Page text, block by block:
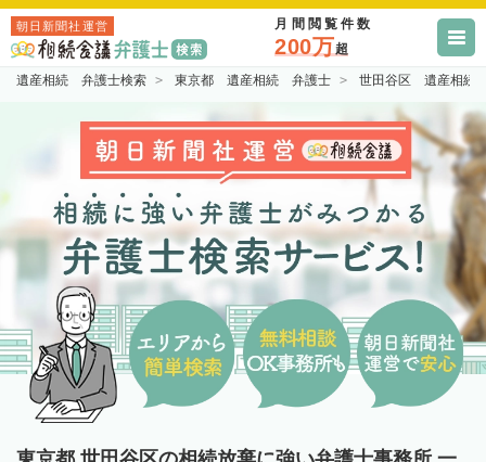
朝日新聞社運営 月間閲覧件数
200万超
遺産相続 弁護士検索 東京都 遺産相続 弁護士 世田谷区 遺産相続